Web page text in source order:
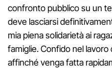
confronto pubblico su un
deve lasciarsi
mia piena solidarietà ai
famiglie. Confido nel lavoro
affinché venga fatta